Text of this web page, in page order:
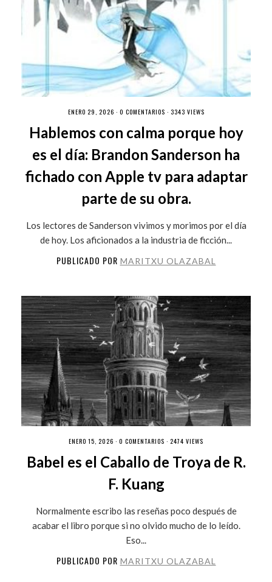
ENERO 29, 2026 · 0 COMENTARIOS · 3343 VIEWS
Hablemos con calma porque hoy
es el día: Brandon Sanderson ha
fichado con Apple tv para adaptar
parte de su obra.
Los lectores de Sanderson vivimos y morimos por el día
de hoy. Los aficionados a la industria de ficción...
PUBLICADO POR MARITXU OLAZABAL
ENERO 15, 2026 · 0 COMENTARIOS · 2474 VIEWS
Babel es el Caballo de Troya de R.
F. Kuang
Normalmente escribo las reseñas poco después de
acabar el libro porque si no olvido mucho de lo leído.
Eso...
PUBLICADO POR MARITXU OLAZABAL